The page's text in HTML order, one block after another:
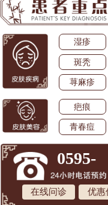
湿疹
斑秃
荨麻疹
疤痕
青春痘
0595-
在线问诊 优惠